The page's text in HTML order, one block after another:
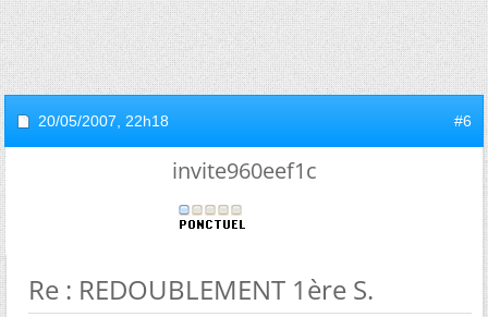
20/05/2007, 22h18 #6
invite960eef1c
Re : REDOUBLEMENT 1ère S.